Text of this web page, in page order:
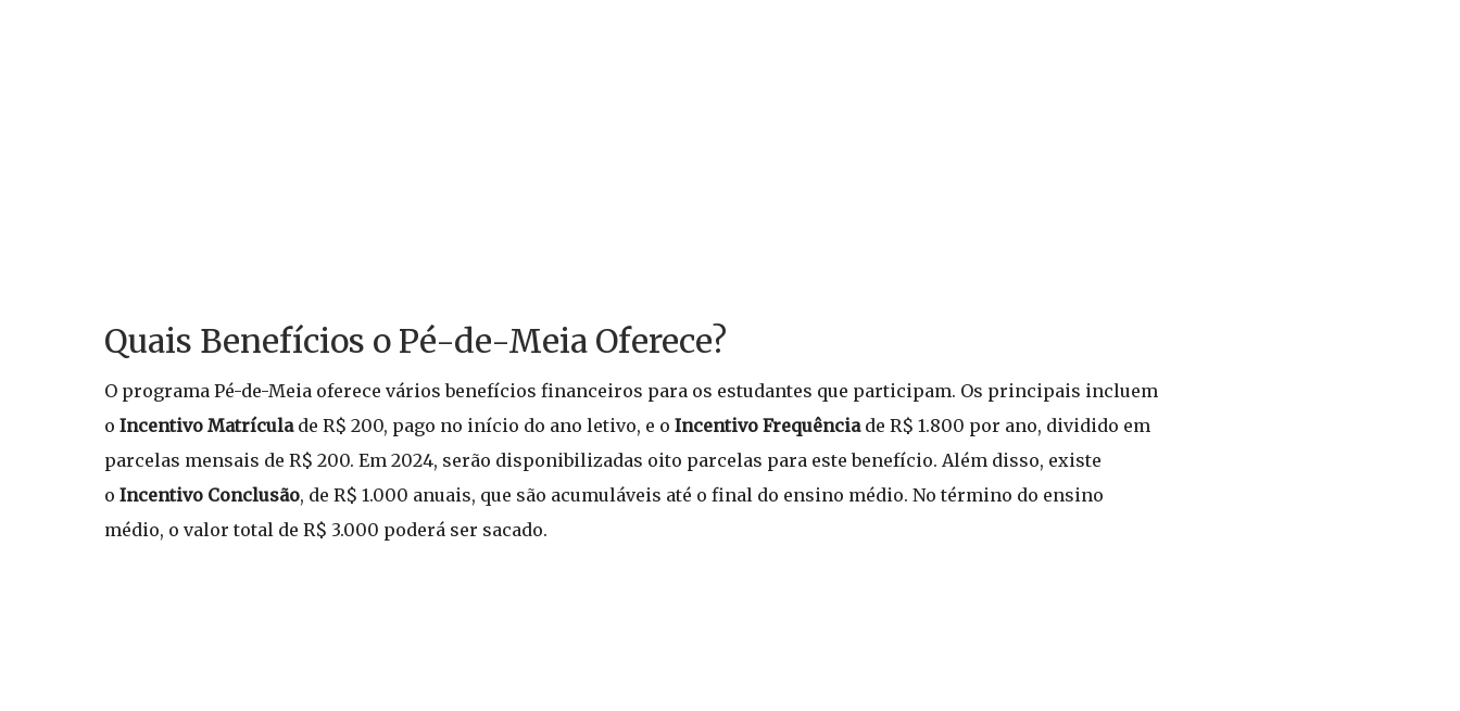
Quais Benefícios o Pé-de-Meia Oferece?
O programa Pé-de-Meia oferece vários benefícios financeiros para os estudantes que participam. Os principais incluem
o Incentivo Matrículade R$ 200, pago no início do ano letivo, e o Incentivo Frequênciade R$ 1.800 por ano, dividido em
parcelas mensais de R$ 200. Em 2024, serão disponibilizadas oito parcelas para este benefício. Além disso, existe
o Incentivo Conclusão, de R$ 1.000 anuais, que são acumuláveis até o final do ensino médio. No término do ensino
médio, o valor total de R$ 3.000 poderá ser sacado.